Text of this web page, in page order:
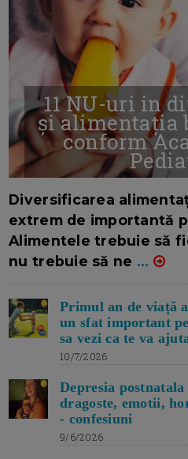
11 NU-uri in
și alimentația
conform
Diversificarea
extrem de importantă
Alimentele trebuie să
nu trebuie să ne ...
Primul an de viață
un sfat important
sa vezi ca te va
10/7/2026
Depresia
dragoste, emotii,
- confesiuni
9/6/2026